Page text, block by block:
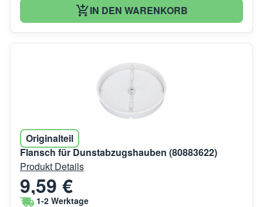
IN DEN WARENKORB
Originalteil
Flansch für Dunstabzugshauben (80883622)
Produkt Details
9,59 €
1-2 Werktage